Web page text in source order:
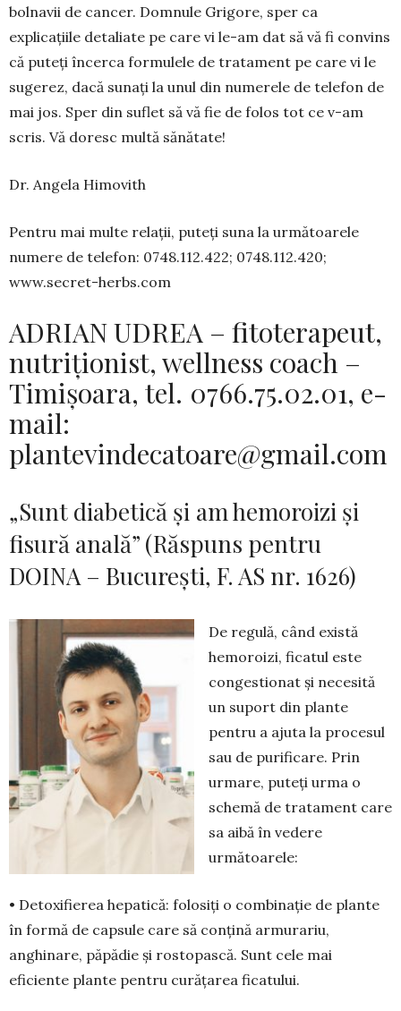
bolnavii de cancer. Domnule Grigore, sper ca
explicațiile detaliate pe care vi le-am dat să vă fi convins
că puteți încerca formulele de tratament pe care vi le
sugerez, dacă sunați la unul din numerele de telefon de
mai jos. Sper din suflet să vă fie de folos tot ce v-am
scris. Vă doresc multă sănătate!
Dr. Angela Himovith
Pentru mai multe relații, puteți suna la următoarele
numere de telefon: 0748.112.422; 0748.112.420;
www.secret-herbs.com
ADRIAN UDREA – fitoterapeut,
nutriționist, wellness coach –
Timișoara, tel. 0766.75.02.01, e-
mail:
plantevindecatoare@gmail.com
„Sunt diabetică și am hemoroizi și
fisură anală” (Răspuns pentru
DOINA – București, F. AS nr. 1626)
De regulă, când există
hemoroizi, ficatul este
congestionat și necesită
un suport din plante
pentru a ajuta la procesul
sau de purificare. Prin
urmare, puteți urma o
schemă de tratament care
sa aibă în vedere
următoarele:
• Detoxifierea hepatică: folosiți o combinație de plante
în formă de capsule care să conțină armurariu,
anghinare, păpădie și rostopască. Sunt cele mai
eficiente plante pentru curățarea ficatului.